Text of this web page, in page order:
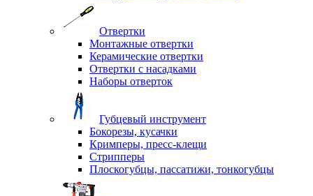
Отвертки
Монтажные отвертки
Керамические отвертки
Отвертки с насадками
Наборы отверток
Губцевый инструмент
Бокорезы, кусачки
Кримперы, пресс-клещи
Стрипперы
Плоскогубцы, пассатижи, тонкогубцы